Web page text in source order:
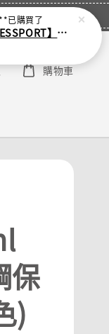
購物車
保
)
已購買了
【COMPRESSPORT】窄版止汗呼吸頭帶2.0_【零碼】